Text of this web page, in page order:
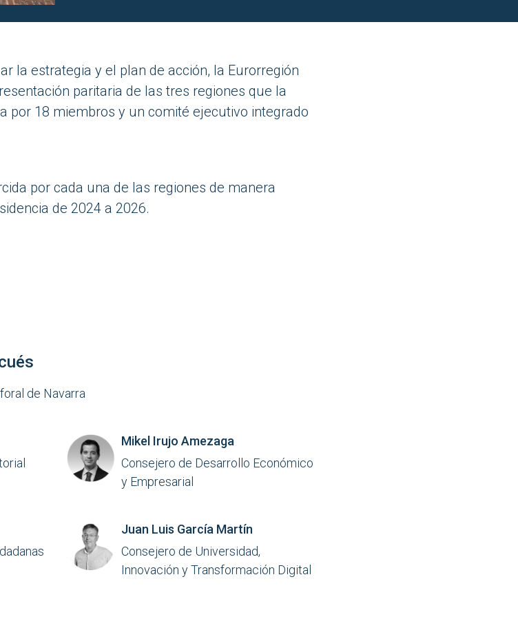
la estrategia y el plan de acción, la Eurorregión
paritaria de las tres regiones que la
por 18 miembros y un comité ejecutivo integrado
por cada una de las regiones de manera
de 2024 a 2026.
de Navarra
Mikel Irujo Amezaga
Consejero de Desarrollo Económico
y Empresarial
Juan Luis García Martín
Consejero de Universidad,
Innovación y Transformación Digital